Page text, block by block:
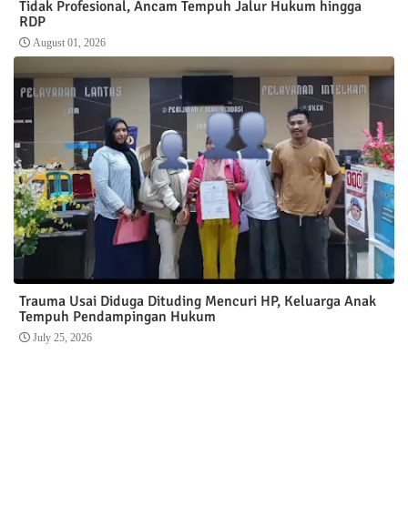
Tidak Profesional, Ancam Tempuh Jalur Hukum hingga
RDP
August 01, 2026
Trauma Usai Diduga Dituding Mencuri HP, Keluarga Anak
Tempuh Pendampingan Hukum
July 25, 2026